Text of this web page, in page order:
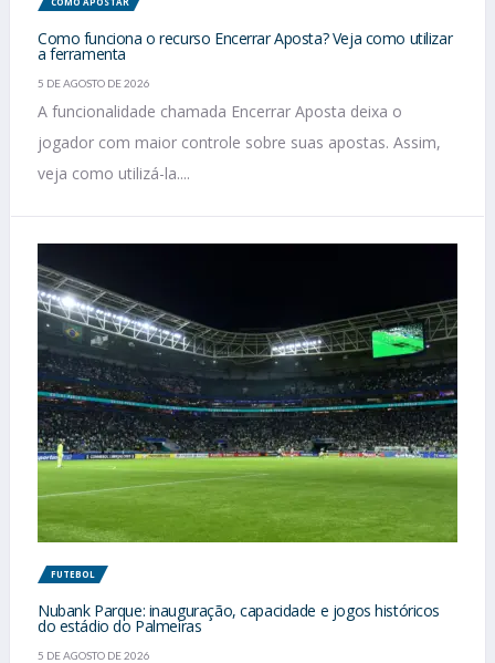
Como funciona o recurso Encerrar Aposta? Veja como utilizar
a ferramenta
5 DE AGOSTO DE 2026
A funcionalidade chamada Encerrar Aposta deixa o
jogador com maior controle sobre suas apostas. Assim,
veja como utilizá-la....
FUTEBOL
Nubank Parque: inauguração, capacidade e jogos históricos
do estádio do Palmeiras
5 DE AGOSTO DE 2026